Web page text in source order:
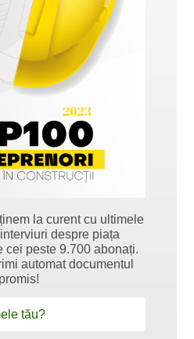
la curent cu ultimele
despre piața
cei peste 9.700 abonați.
automat documentul
promis!